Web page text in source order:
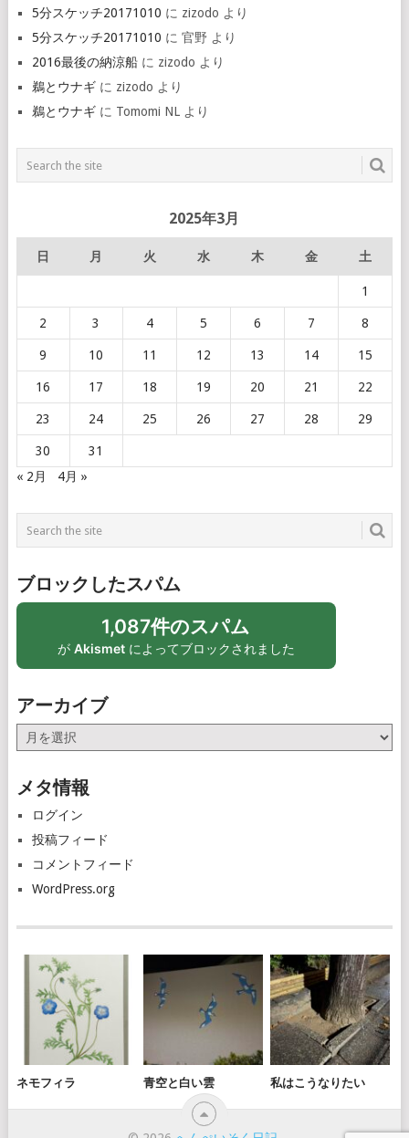
5分スケッチ20171010 に zizodo より
5分スケッチ20171010 に 官野 より
2016最後の納涼船に zizodo より
鵜とウナギに zizodo より
鵜とウナギに Tomomi NLより
2025年3月
日 月 火 水 木 金 土
1
2 3 4 5 6 7 8
9 10 11 12 13 14 15
16 17 18 19 20 21 22
23 24 25 26 27 28 29
30
31
« 2月
4月 »
ブロックしたスパム
1,087件のスパム
が Akismetによってブロックされました
アーカイブ
ー
イ
メタ情報
ログイン
投稿フィード
コメントフィード
WordPress.org
ネモフィラ 青空と白い雲 私はこうなりたい